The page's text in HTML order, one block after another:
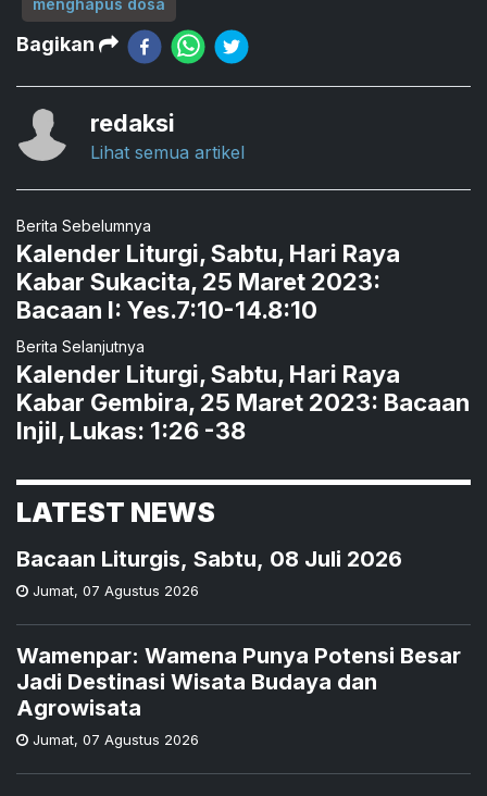
menghapus dosa
Bagikan
redaksi
Lihat semua artikel
Berita Sebelumnya
Kalender Liturgi, Sabtu, Hari Raya
Kabar Sukacita, 25 Maret 2023:
Bacaan I: Yes.7:10-14.8:10
Berita Selanjutnya
Kalender Liturgi, Sabtu, Hari Raya
Kabar Gembira, 25 Maret 2023: Bacaan
Injil, Lukas: 1:26 -38
LATEST NEWS
Bacaan Liturgis, Sabtu, 08 Juli 2026
Jumat, 07 Agustus 2026
Wamenpar: Wamena Punya Potensi Besar
Jadi Destinasi Wisata Budaya dan
Agrowisata
Jumat, 07 Agustus 2026